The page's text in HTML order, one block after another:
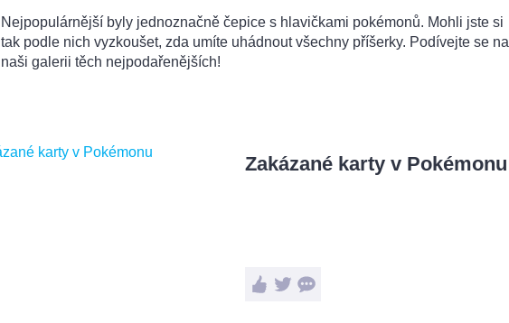
Nejpopulárnější byly jednoznačně čepice s hlavičkami pokémonů. Mohli jste si
tak podle nich vyzkoušet, zda umíte uhádnout všechny příšerky. Podívejte se na
naši galerii těch nejpodařenějších!
Zakázané karty v Pokémonu